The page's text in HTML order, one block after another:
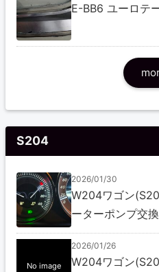
E-BB6 ユーロテ
S204
2026/01/30
W204ワゴン
ーターポンプ交換
No image
2026/01/26
W204ワゴン